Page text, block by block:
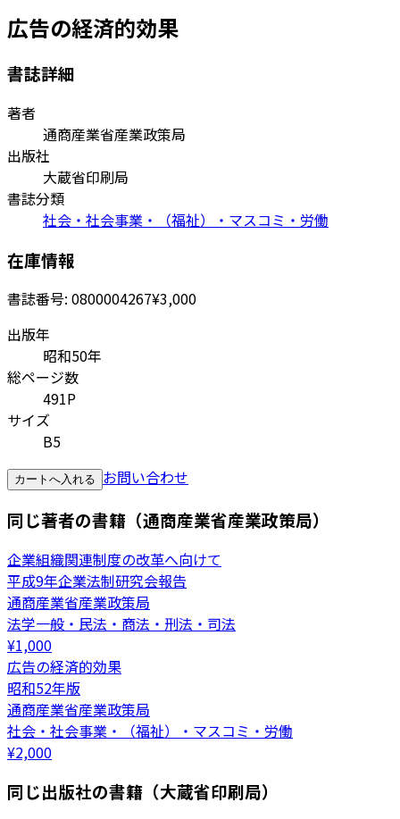
広告の経済的効果
書誌詳細
著者
通商産業省産業政策局
出版社
大蔵省印刷局
書誌分類
社会・社会事業・（福祉）・マスコミ・労働
在庫情報
書誌番号: 0800004267¥3,000
出版年
昭和50年
総ページ数
491P
サイズ
B5
カートへ入れる お問い合わせ
同じ著者の書籍（通商産業省産業政策局）
企業組織関連制度の改革へ向けて
平成9年企業法制研究会報告
通商産業省産業政策局
法学一般・民法・商法・刑法・司法
¥1,000
広告の経済的効果
昭和52年版
通商産業省産業政策局
社会・社会事業・（福祉）・マスコミ・労働
¥2,000
同じ出版社の書籍（大蔵省印刷局）